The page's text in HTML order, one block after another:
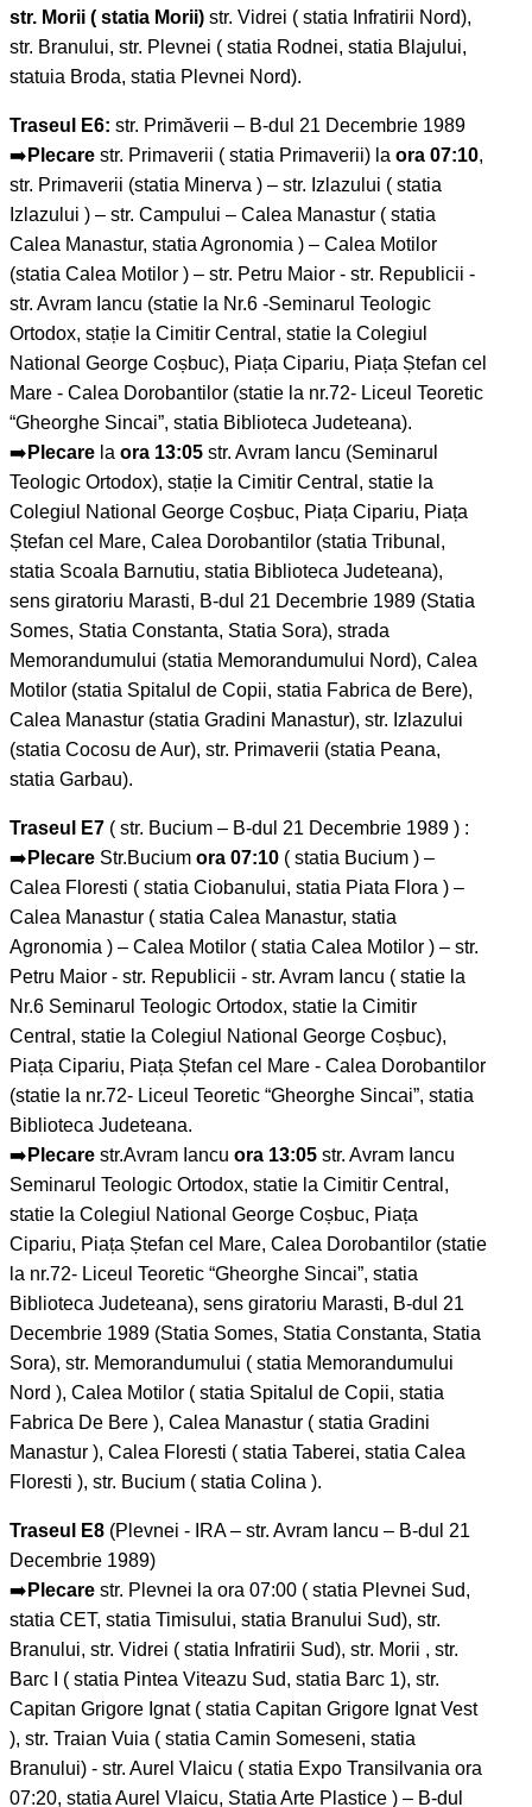
str. Morii ( statia Morii) str. Vidrei ( statia Infratirii Nord),
str. Branului, str. Plevnei ( statia Rodnei, statia Blajului,
statuia Broda, statia Plevnei Nord).
Traseul E6: str. Primăverii – B-dul 21 Decembrie 1989
➡️ Plecare str. Primaverii ( statia Primaverii) la ora 07:10,
str. Primaverii (statia Minerva ) – str. Izlazului ( statia
Izlazului ) – str. Campului – Calea Manastur ( statia
Calea Manastur, statia Agronomia ) – Calea Motilor
(statia Calea Motilor ) – str. Petru Maior - str. Republicii -
str. Avram Iancu (statie la Nr.6 -Seminarul Teologic
Ortodox, stație la Cimitir Central, statie la Colegiul
National George Coșbuc), Piața Cipariu, Piața Ștefan cel
Mare - Calea Dorobantilor (statie la nr.72- Liceul Teoretic
“Gheorghe Sincai”, statia Biblioteca Judeteana).
➡️ Plecare la ora 13:05 str. Avram Iancu (Seminarul
Teologic Ortodox), stație la Cimitir Central, statie la
Colegiul National George Coșbuc, Piața Cipariu, Piața
Ștefan cel Mare, Calea Dorobantilor (statia Tribunal,
statia Scoala Barnutiu, statia Biblioteca Judeteana),
sens giratoriu Marasti, B-dul 21 Decembrie 1989 (Statia
Somes, Statia Constanta, Statia Sora), strada
Memorandumului (statia Memorandumului Nord), Calea
Motilor (statia Spitalul de Copii, statia Fabrica de Bere),
Calea Manastur (statia Gradini Manastur), str. Izlazului
(statia Cocosu de Aur), str. Primaverii (statia Peana,
statia Garbau).
Traseul E7 ( str. Bucium – B-dul 21 Decembrie 1989 ) :
➡️ Plecare Str.Bucium ora 07:10 ( statia Bucium ) –
Calea Floresti ( statia Ciobanului, statia Piata Flora ) –
Calea Manastur ( statia Calea Manastur, statia
Agronomia ) – Calea Motilor ( statia Calea Motilor ) – str.
Petru Maior - str. Republicii - str. Avram Iancu ( statie la
Nr.6 Seminarul Teologic Ortodox, statie la Cimitir
Central, statie la Colegiul National George Coșbuc),
Piața Cipariu, Piața Ștefan cel Mare - Calea Dorobantilor
(statie la nr.72- Liceul Teoretic “Gheorghe Sincai”, statia
Biblioteca Judeteana.
➡️ Plecare str.Avram Iancu ora 13:05 str. Avram Iancu
Seminarul Teologic Ortodox, statie la Cimitir Central,
statie la Colegiul National George Coșbuc, Piața
Cipariu, Piața Ștefan cel Mare, Calea Dorobantilor (statie
la nr.72- Liceul Teoretic “Gheorghe Sincai”, statia
Biblioteca Judeteana), sens giratoriu Marasti, B-dul 21
Decembrie 1989 (Statia Somes, Statia Constanta, Statia
Sora), str. Memorandumului ( statia Memorandumului
Nord ), Calea Motilor ( statia Spitalul de Copii, statia
Fabrica De Bere ), Calea Manastur ( statia Gradini
Manastur ), Calea Floresti ( statia Taberei, statia Calea
Floresti ), str. Bucium ( statia Colina ).
Traseul E8 (Plevnei - IRA – str. Avram Iancu – B-dul 21
Decembrie 1989)
➡️ Plecare str. Plevnei la ora 07:00 ( statia Plevnei Sud,
statia CET, statia Timisului, statia Branului Sud), str.
Branului, str. Vidrei ( statia Infratirii Sud), str. Morii , str.
Barc I ( statia Pintea Viteazu Sud, statia Barc 1), str.
Capitan Grigore Ignat ( statia Capitan Grigore Ignat Vest
), str. Traian Vuia ( statia Camin Someseni, statia
Branului) - str. Aurel Vlaicu ( statia Expo Transilvania ora
07:20, statia Aurel Vlaicu, Statia Arte Plastice ) – B-dul